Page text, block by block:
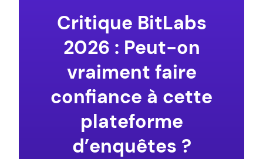
Critique BitLabs
2026 : Peut-on
vraiment faire
confiance à cette
plateforme
d’enquêtes ?